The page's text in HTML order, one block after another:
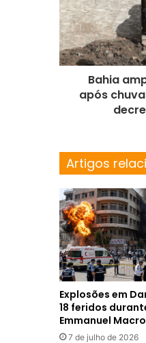
Bahia
após
Artigos
Explosões em
18 feridos
Emmanuel
7 de julho de 2026